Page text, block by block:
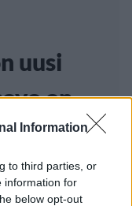
Information
to third parties, or
information for
below opt-out
uusi
on